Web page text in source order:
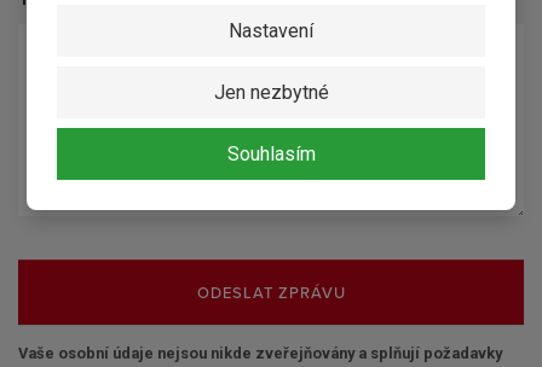
Nastavení
Jen nezbytné
Souhlasím
ODESLAT ZPRÁVU
Vaše osobní údaje nejsou nikde zveřejňovány a splňují požadavky